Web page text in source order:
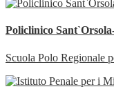
Policlinico
Scuola Polo Regionale